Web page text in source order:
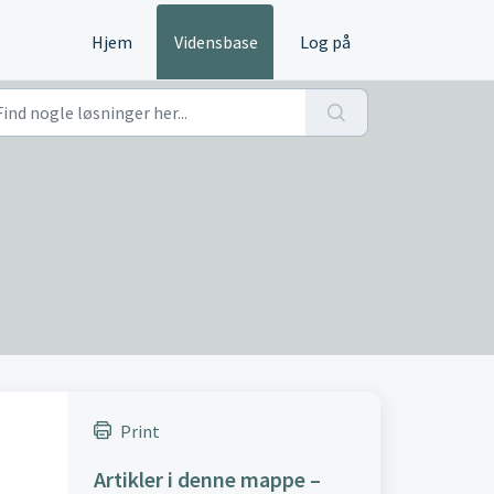
Hjem Vidensbase Log på
Print
Artikler i denne mappe –